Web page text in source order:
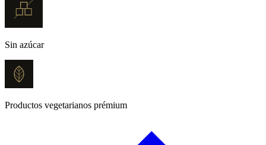
Sin azúcar
Productos vegetarianos prémium